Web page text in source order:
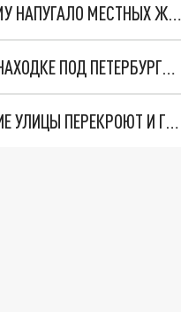
ВОЕННЫЕ ВЕРТОЛЕТЫ В НЕБЕ НАД САНКТ-ПЕТЕРБУРГОМ: ЧТО И ПОЧЕМУ НАПУГАЛО МЕСТНЫХ ЖИТЕЛЕЙ
КОЛОДЕЦ С "МЕРТВОЙ ВОДОЙ": ЧТО ИЗВЕСТНО О НОВОЙ СТРАШНОЙ НАХОДКЕ ПОД ПЕТЕРБУРГОМ
РЕПЕТИЦИЯ ПАРАДА ПОБЕДЫ В САНКТ-ПЕТЕРБУРГЕ 4 МАЯ 2023: КАКИЕ УЛИЦЫ ПЕРЕКРОЮТ И ГДЕ СМОТРЕТЬ